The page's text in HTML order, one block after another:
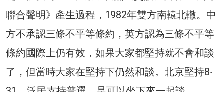
聯合聲明》產生過程，1982年雙方南轅北轍。中
方不承認三條不平等條約，英方認為三條不平等
條約國際上仍有效，如果大家都堅持就不會和談
了，但當時大家在堅持下仍然和談。北京堅持8‧